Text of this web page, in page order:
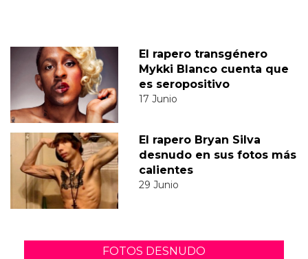
El rapero transgénero
Mykki Blanco cuenta que
es seropositivo
17 Junio
El rapero Bryan Silva
desnudo en sus fotos más
calientes
29 Junio
FOTOS DESNUDO